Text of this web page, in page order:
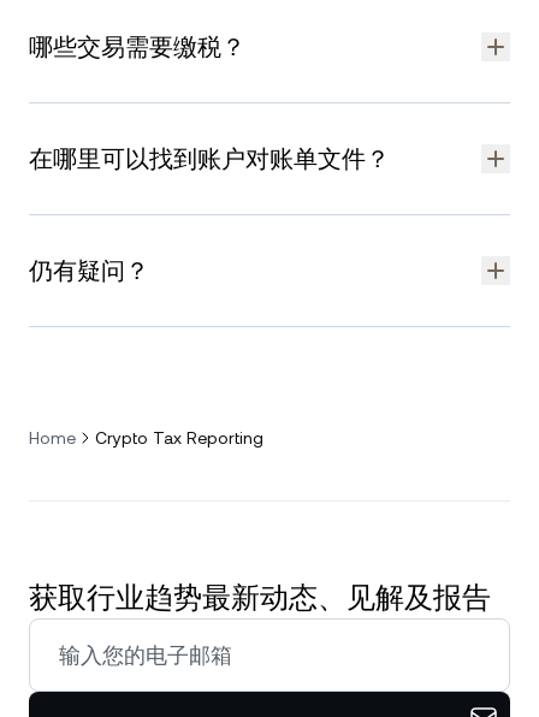
区的加密货币收益税务，包括
哪些交易需要缴税？
具体应税事件取决于用户所在司法辖区的税法。 最常见的应税事
将加密货币兑换为法币或其他加密货币。
地税务法规，了解
在哪里可以找到账户对账单文件？
前往 Nexo 应用程序或网页平台，登录 Nexo 账户。
用户可访问所有对账单、账户确认文件、卡片详情、当前余
仍有疑问？
如有任何关于加密货币税务、Bitcoin 税务以及一般加密货币税务
Home Crypto Tax Reporting
获取行业趋势最新动态、见解及报告